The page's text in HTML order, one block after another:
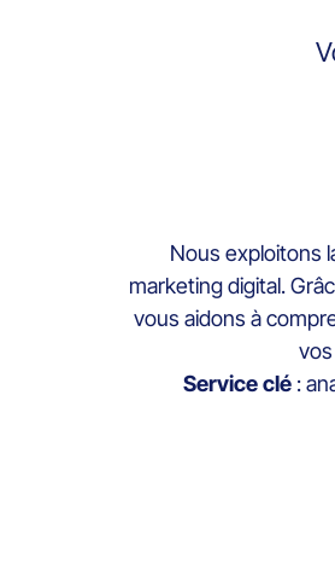
Nous exploitons
marketing digital.
vous aidons à
Service clé: